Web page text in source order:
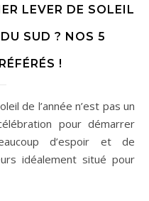
LEVER DE SOLEIL
SUD ? NOS 5
!
pour démarrer
d’espoir et de
idéalement situé pour